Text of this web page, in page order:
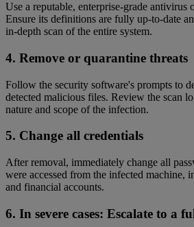
Use a reputable, enterprise-grade antivirus
Ensure its definitions are fully up-to-date
in-depth scan of the entire system.
4. Remove or quarantine threats
Follow the security software's prompts to
detected malicious files. Review the scan
nature and scope of the infection.
5. Change all credentials
After removal, immediately change all
were accessed from the infected machine,
and financial accounts.
6. In severe cases: Escalate to a